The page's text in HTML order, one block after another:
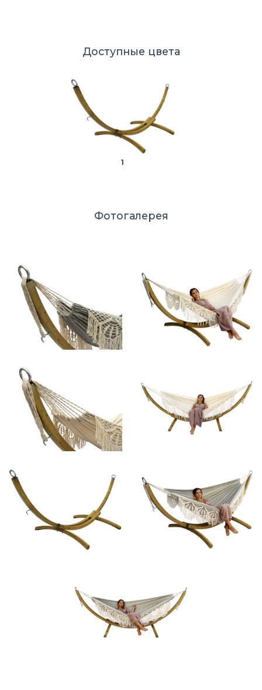
Доступные цвета
1
Фотогалерея